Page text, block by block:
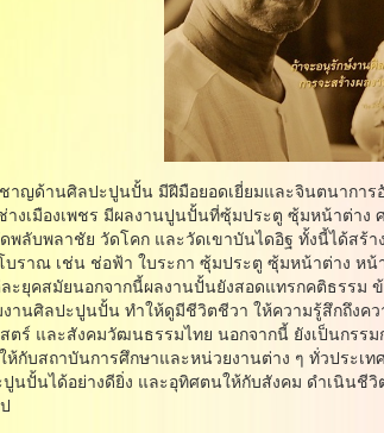
นศิลปะปูนปั้น มีฝีมือยอดเยี่ยมและจินตนาการอั
งเมืองเพชร มีผลงานปูนปั้นที่ซุ้มประตู ซุ้มหน้าต่าง
พลับพลาชัย วัดโคก และวัดเขาบันไดอิฐ ทั้งนี้ได้สร้
ราณ เช่น ช่อฟ้า ใบระกา ซุ้มประตู ซุ้มหน้าต่าง ห
ะยุคสมัยนอกจากนี้ผลงานปั้นยังสอดแทรกคติธรร
งานศิลปะปูนปั้น ทําให้ดูมีชีวิตชีวา ให้ความรู้สึกถึงค
ตร์ และสังคมวัฒนธรรมไทย นอกจากนี้ ยังเป็นกร
ห้กับสถาบันการศึกษาและหน่วยงานต่าง ๆ ทั่วประ
นปั้นได้อย่างดียิ่ง และอุทิศตนให้กับสังคม ดําเนิน